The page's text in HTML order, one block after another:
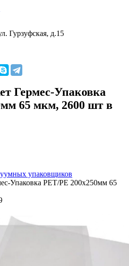
Гурзуфская, д.15
Гермес-Упаковка
65 мкм, 2600 шт в
упаковщиков
Упаковка PET/PE 200x250мм 65